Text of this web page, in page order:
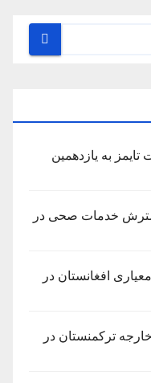
هرات تایمز به یازدهمین
خدمات صحی در
افغانستان در
ترکمنستان در